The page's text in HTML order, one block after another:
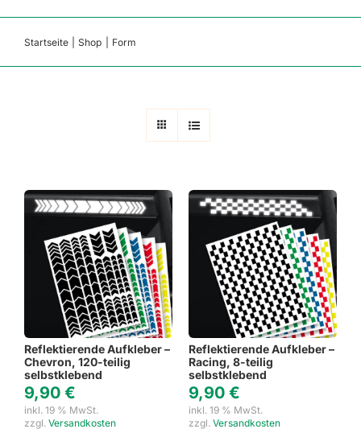
Startseite Shop Form
Reflektierende Aufkleber –
Chevron, 120-teilig
selbstklebend
9,90 €
inkl. 19 % MwSt.
zzgl. Versandkosten
Reflektierende Aufkleber –
Racing, 8-teilig
selbstklebend
9,90 €
inkl. 19 % MwSt.
zzgl. Versandkosten